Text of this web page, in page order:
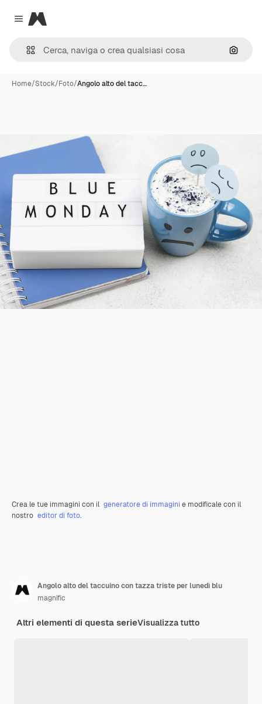
Close menu
Magnific
Cerca
Home/Stock/Foto/Angolo alto del tacc…
Crea le tue immagini con il generatore di immagini e modificale con il
nostro editor di foto.
Angolo alto del taccuino con tazza triste per lunedì blu
magnific
Altri elementi di questa serieVisualizza tutto